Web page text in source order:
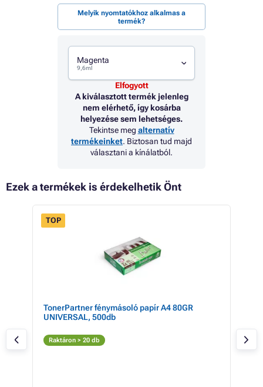
Melyik nyomtatókhoz alkalmas a
termék?
Magenta
9,6ml
Elfogyott
A kiválasztott termék jelenleg
nem elérhető, így kosárba
helyezése sem lehetséges.
Tekintse meg alternatív
termékeinket. Biztosan tud majd
választani a kínálatból.
Ezek a termékek is érdekelhetik Önt
TOP
TonerPartner fénymásoló papír A4 80GR
UNIVERSAL, 500db
Raktáron > 20 db